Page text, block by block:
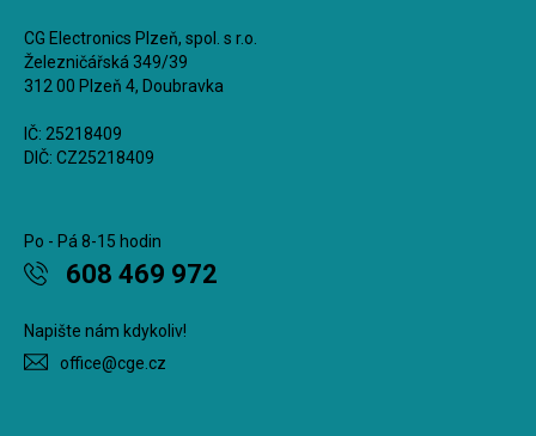
CG Electronics Plzeň, spol. s r.o.
Železničářská 349/39
312 00 Plzeň 4, Doubravka
IČ: 25218409
DIČ: CZ25218409
Po - Pá 8-15 hodin
608 469 972
Napište nám kdykoliv!
office@cge.cz